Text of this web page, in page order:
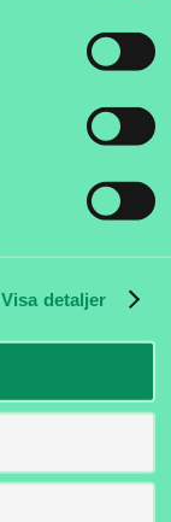
Visa detaljer
NAV och
Royal
ett unikt och